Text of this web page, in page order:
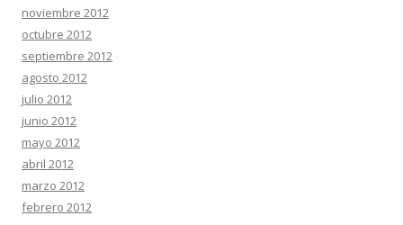
noviembre 2012
octubre 2012
septiembre 2012
agosto 2012
julio 2012
junio 2012
mayo 2012
abril 2012
marzo 2012
febrero 2012